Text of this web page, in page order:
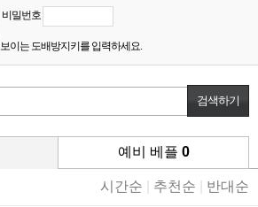
비밀번호
보이는 도배방지키를 입력하세요.
예비 베플 0
시간순 추천순 반대순